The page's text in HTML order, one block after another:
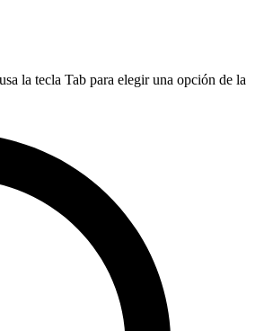
la tecla Tab para elegir una opción de la